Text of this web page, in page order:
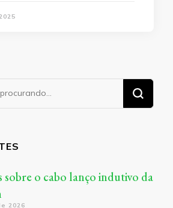
sobre o cabo lanço indutivo da
2026